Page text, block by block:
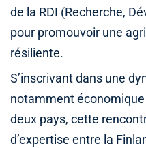
de la RDI (Recherche,
pour promouvoir une
résiliente.
S’inscrivant dans une
notamment
deux pays, cette
d’expertise entre la